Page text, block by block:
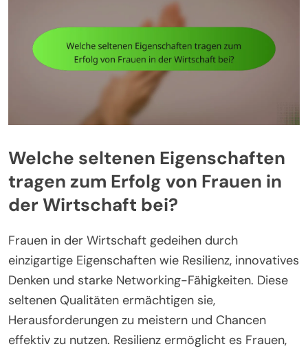
Welche seltenen Eigenschaften
tragen zum Erfolg von Frauen in
der Wirtschaft bei?
Frauen in der Wirtschaft gedeihen durch
einzigartige Eigenschaften wie Resilienz, innovatives
Denken und starke Networking-Fähigkeiten. Diese
seltenen Qualitäten ermächtigen sie,
Herausforderungen zu meistern und Chancen
effektiv zu nutzen. Resilienz ermöglicht es Frauen,